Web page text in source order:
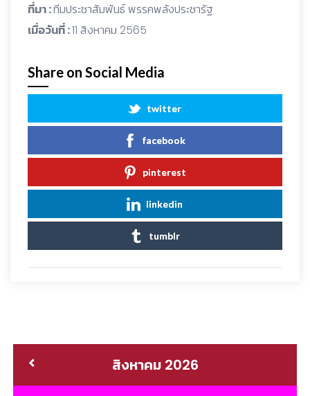
ที่มา :ทีมประชาสัมพันธ์ พรรคพลังประชารัฐ
เมื่อวันที่ :11 สิงหาคม 2565
Share on Social Media
twitter
facebook
pinterest
linkedin
tumblr
สิงหาคม 2026